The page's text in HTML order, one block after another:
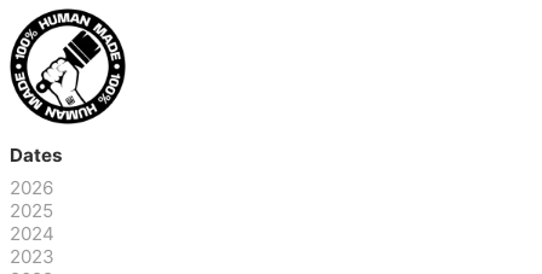
Dates
2026
2025
2024
2023